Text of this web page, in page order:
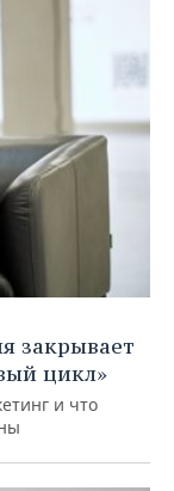
закрывает
цикл»
и что